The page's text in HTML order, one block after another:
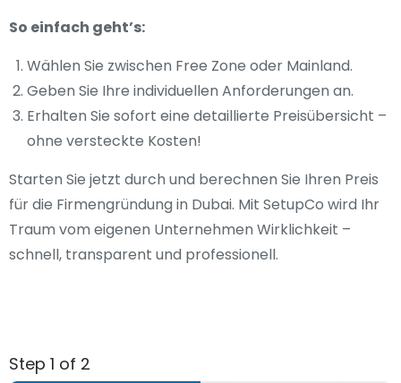
So einfach geht’s:
Wählen Sie zwischen Free Zone oder Mainland.
Geben Sie Ihre individuellen Anforderungen an.
Erhalten Sie sofort eine detaillierte Preisübersicht –
ohne versteckte Kosten!
Starten Sie jetzt durch und berechnen Sie Ihren Preis
für die Firmengründung in Dubai. Mit SetupCo wird Ihr
Traum vom eigenen Unternehmen Wirklichkeit –
schnell, transparent und professionell.
Step 1 of 2